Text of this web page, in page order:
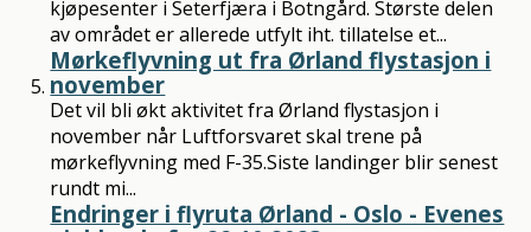
kjøpesenter i Seterfjæra i Botngård. Største delen
av området er allerede utfylt iht. tillatelse et...
Mørkeflyvning ut fra Ørland flystasjon i
november
Det vil bli økt aktivitet fra Ørland flystasjon i
november når Luftforsvaret skal trene på
mørkeflyvning med F-35.Siste landinger blir senest
rundt mi...
Endringer i flyruta Ørland - Oslo - Evenes